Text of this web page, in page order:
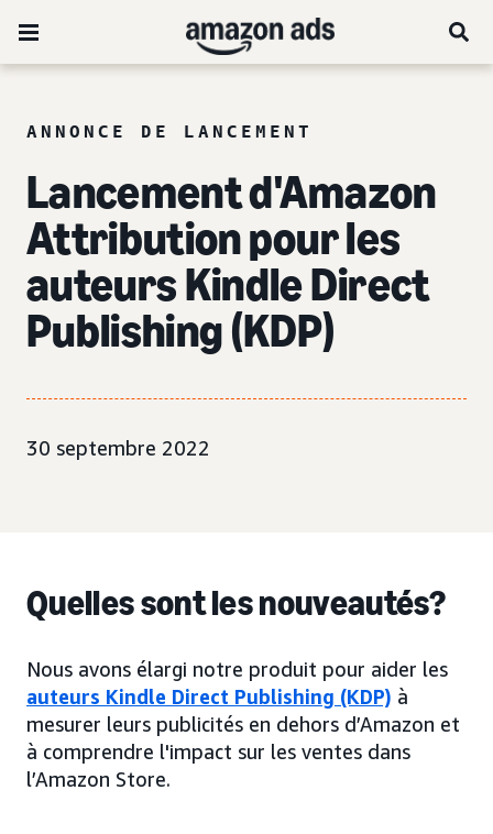
ANNONCE DE LANCEMENT
Lancement d'Amazon
Attribution pour les
auteurs Kindle Direct
Publishing (KDP)
30 septembre 2022
Quelles sont les nouveautés?
Nous avons élargi notre produit pour aider les
auteurs Kindle Direct Publishing (KDP) à
mesurer leurs publicités en dehors d’Amazon et
à comprendre l'impact sur les ventes dans
l’Amazon Store.